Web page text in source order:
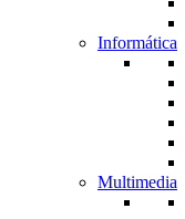
Informática
Multimedia